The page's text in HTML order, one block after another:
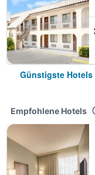
Günstigste
Empfohlene Hotels